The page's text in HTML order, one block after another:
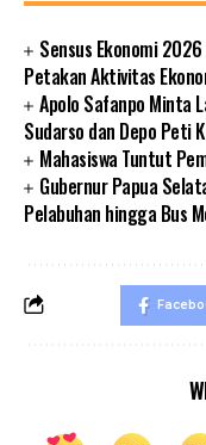
Sensus Ekonomi
Petakan Aktivitas
Apolo Safanpo Minta
Sudarso dan Depo Peti
Mahasiswa Tuntut
Gubernur Papua
Pelabuhan hingga Bus